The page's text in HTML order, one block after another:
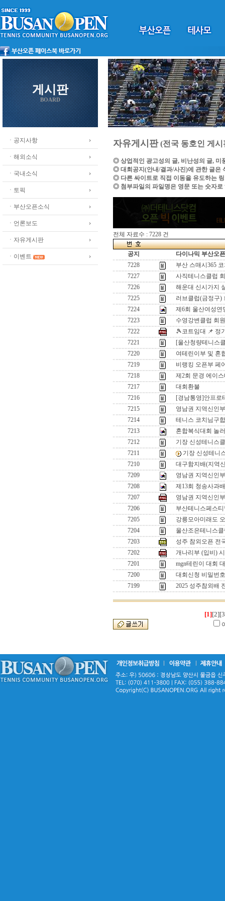
게시판
BOARD
ㆍ공지사항
ㆍ해외소식
ㆍ국내소식
ㆍ토픽
ㆍ부산오픈소식
ㆍ언론보도
ㆍ자유게시판
ㆍ이벤트
자유게시판(전국 동호인 게시
◎ 상업적인 광고성의 글, 비난성의 글, 미
◎ 대회공지(안내/결과/사진)에 관한 글은
◎ 다른 싸이트로 직접 이동을 유도하는
◎ 첨부파일의 파일명은 영문 또는 숫자로
전체 자료수 : 7228 건
공지
다이나믹 부산오
7228
부산 스매시365
7227
사직테니스클럽
7226
해운대 신시가지
7225
러브클럽(금정구)
7224
제6회 울산여성연
7223
수영강변클럽 회
7222
🎾코트임대 📌 정
7221
[울산청량테니스
7220
여테린이부 및 혼
7219
비랭킹 오픈부 페
7218
제2회 문경 에이
7217
대회환불
7216
[경남통영]안프로
7215
영남권 지역신인부
7214
테니스 코치님구
7213
혼합복식대회 놀
7212
기장 신성테니스
7211
기장 신성테니
7210
대구함지배(지역
7209
영남권 지역신인
7208
제13회 청송사과
7207
영남권 지역신인
7206
부산테니스페스
7205
강릉모아미래도
7204
울산조은테니스
7203
성주 참외오픈 전
7202
개나리부 (입비)
7201
mgn테린이 대회
7200
대회신청 비밀번호
7199
2025 성주참외배
[1][2]